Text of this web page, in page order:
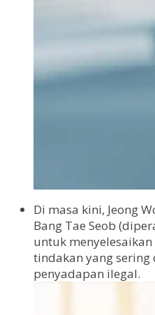
Di masa kini, Jeong
Bang Tae Seob
untuk
tindakan yang
penyadapan ilegal.